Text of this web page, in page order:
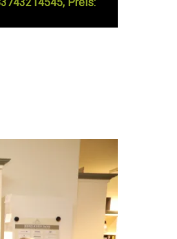
Preis: